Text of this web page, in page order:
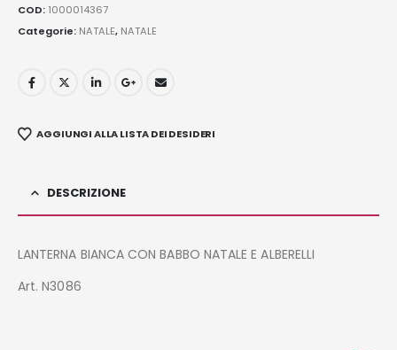
COD: 1000014367
Categorie: NATALE, NATALE
AGGIUNGI ALLA LISTA DEI DESIDERI
DESCRIZIONE
LANTERNA BIANCA CON BABBO NATALE E ALBERELLI
Art. N3086